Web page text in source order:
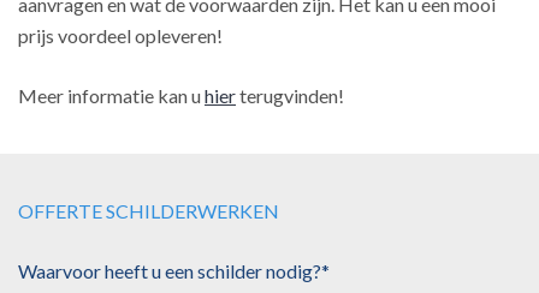
prijs voordeel opleveren!
Meer informatie kan uhierterugvinden!
OFFERTE SCHILDERWERKEN
Waarvoor heeft u een schilder nodig?*